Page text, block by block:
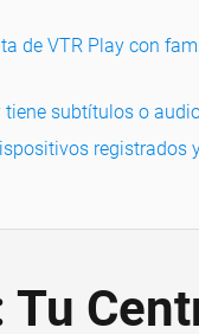
de VTR Play con
tiene subtítulos o
registrados